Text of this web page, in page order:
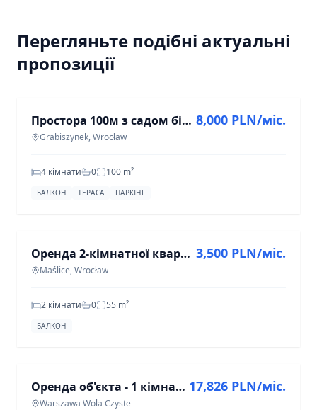
Перегляньте подібні актуальні
пропозиції
Простора 100м з садом біля Парку Грабишинського – високий стандарт
Grabiszynek, Wrocław
8,000 PLN/міс.
4 кімнати 0 100 m²
БАЛКОН ТЕРАСА ПАРКІНГ
Оренда 2-кімнатної квартири 55,2 м² у Маśлицях, Вроцлав
Maślice, Wrocław
3,500 PLN/міс.
2 кімнати 0 55 m²
БАЛКОН
Оренда об'єкта - 1 кімната - 94 м² - вул. Колейова, Варшава Вола Чисте
Warszawa Wola Czyste
17,826 PLN/міс.